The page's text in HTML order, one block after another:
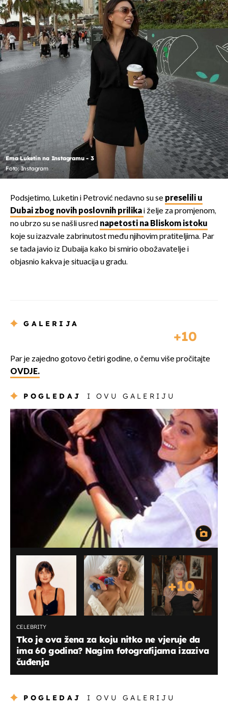
Ema Luketin na Instagramu - 3
Foto: Instagram
Podsjetimo, Luketin i Petrović nedavno su se preselili u
Dubai zbog novih poslovnih prilikai želje za promjenom,
no ubrzo su se našli usred napetosti na Bliskom istoku
koje su izazvale zabrinutost među njihovim pratiteljima. Par
se tada javio iz Dubaija kako bi smirio obožavatelje i
objasnio kakva je situacija u gradu.
GALERIJA
10
Par je zajedno gotovo četiri godine, o čemu više pročitajte
OVDJE.
POGLEDAJ I OVU GALERIJU
+10
CELEBRITY
Tko je ova žena za koju nitko ne vjeruje da
ima 60 godina? Nagim fotografijama izaziva
čuđenja
POGLEDAJ I OVU GALERIJU